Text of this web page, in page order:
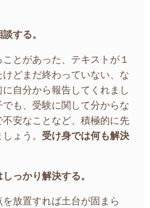
する。
とがあった、テキストが１
どまだ終わっていない、な
自分から報告してくれまし
も、受験に関して分からな
安なことなど、積極的に先
ょう。 受け身では何も解決
っかり解決する。
放置すれば土台が固まら